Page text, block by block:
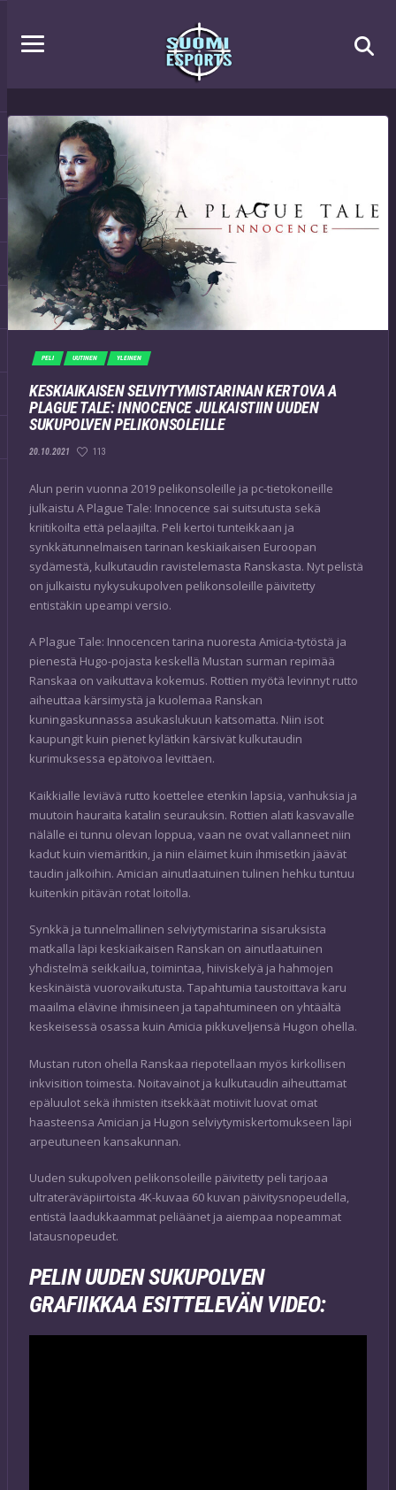
PELI UUTINEN YLEINEN
KESKIAIKAISEN SELVIYTYMISTARINAN KERTOVA A
PLAGUE TALE: INNOCENCE JULKAISTIIN UUDEN
SUKUPOLVEN PELIKONSOLEILLE
20.10.2021 113
Alun perin vuonna 2019 pelikonsoleille ja pc-tietokoneille
julkaistu A Plague Tale: Innocence sai suitsutusta sekä
kriitikoilta että pelaajilta. Peli kertoi tunteikkaan ja
synkkätunnelmaisen tarinan keskiaikaisen Euroopan
sydämestä, kulkutaudin ravistelemasta Ranskasta. Nyt pelistä
on julkaistu nykysukupolven pelikonsoleille päivitetty
entistäkin upeampi versio.
A Plague Tale: Innocencen tarina nuoresta Amicia-tytöstä ja
pienestä Hugo-pojasta keskellä Mustan surman repimää
Ranskaa on vaikuttava kokemus. Rottien myötä levinnyt rutto
aiheuttaa kärsimystä ja kuolemaa Ranskan
kuningaskunnassa asukaslukuun katsomatta. Niin isot
kaupungit kuin pienet kylätkin kärsivät kulkutaudin
kurimuksessa epätoivoa levittäen.
Kaikkialle leviävä rutto koettelee etenkin lapsia, vanhuksia ja
muutoin hauraita katalin seurauksin. Rottien alati kasvavalle
nälälle ei tunnu olevan loppua, vaan ne ovat vallanneet niin
kadut kuin viemäritkin, ja niin eläimet kuin ihmisetkin jäävät
taudin jalkoihin. Amician ainutlaatuinen tulinen hehku tuntuu
kuitenkin pitävän rotat loitolla.
Synkkä ja tunnelmallinen selviytymistarina sisaruksista
matkalla läpi keskiaikaisen Ranskan on ainutlaatuinen
yhdistelmä seikkailua, toimintaa, hiiviskelyä ja hahmojen
keskinäistä vuorovaikutusta. Tapahtumia taustoittava karu
maailma elävine ihmisineen ja tapahtumineen on yhtäältä
keskeisessä osassa kuin Amicia pikkuveljensä Hugon ohella.
Mustan ruton ohella Ranskaa riepotellaan myös kirkollisen
inkvisition toimesta. Noitavainot ja kulkutaudin aiheuttamat
epäluulot sekä ihmisten itsekkäät motiivit luovat omat
haasteensa Amician ja Hugon selviytymiskertomukseen läpi
arpeutuneen kansakunnan.
Uuden sukupolven pelikonsoleille päivitetty peli tarjoaa
ultrateräväpiirtoista 4K-kuvaa 60 kuvan päivitysnopeudella,
entistä laadukkaammat peliäänet ja aiempaa nopeammat
latausnopeudet.
PELIN UUDEN SUKUPOLVEN
GRAFIIKKAA ESITTELEVÄN VIDEO: